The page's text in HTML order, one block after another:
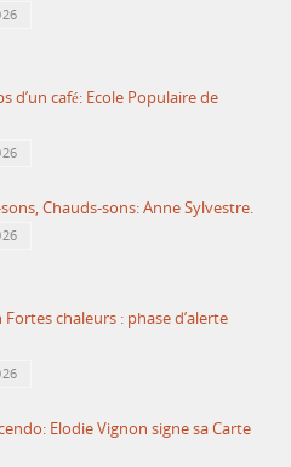
d’un café: Ecole Populaire de
Chauds-sons: Anne Sylvestre.
chaleurs : phase d’alerte
Elodie Vignon signe sa Carte